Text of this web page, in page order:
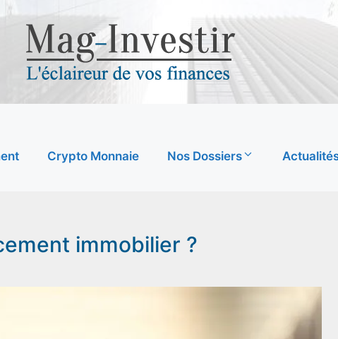
Crypto Monnaie Nos Dossiers
immobilier ?